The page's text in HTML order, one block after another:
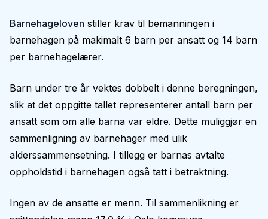
Barnehageloven stiller krav til bemanningen i
barnehagen på makimalt 6 barn per ansatt og 14 barn
per barnehagelærer.
Barn under tre år vektes dobbelt i denne beregningen,
slik at det oppgitte tallet representerer antall barn per
ansatt som om alle barna var eldre. Dette muliggjør en
sammenligning av barnehager med ulik
alderssammensetning. I tillegg er barnas avtalte
oppholdstid i barnehagen også tatt i betraktning.
Ingen av de ansatte er menn. Til sammenlikning er